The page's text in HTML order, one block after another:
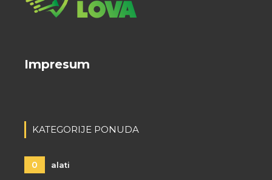
Impresum
KATEGORIJE PONUDA
0 alati